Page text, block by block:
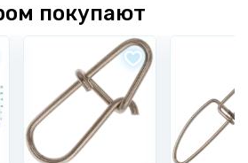
покупают